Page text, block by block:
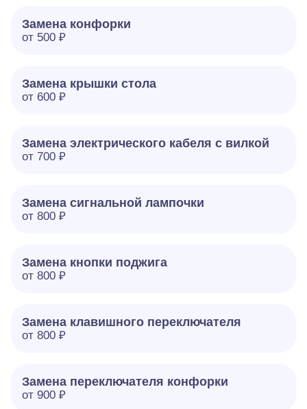
Замена конфорки
от 500 ₽
Замена крышки стола
от 600 ₽
Замена электрического кабеля с вилкой
от 700 ₽
Замена сигнальной лампочки
от 800 ₽
Замена кнопки поджига
от 800 ₽
Замена клавишного переключателя
от 800 ₽
Замена переключателя конфорки
от 900 ₽